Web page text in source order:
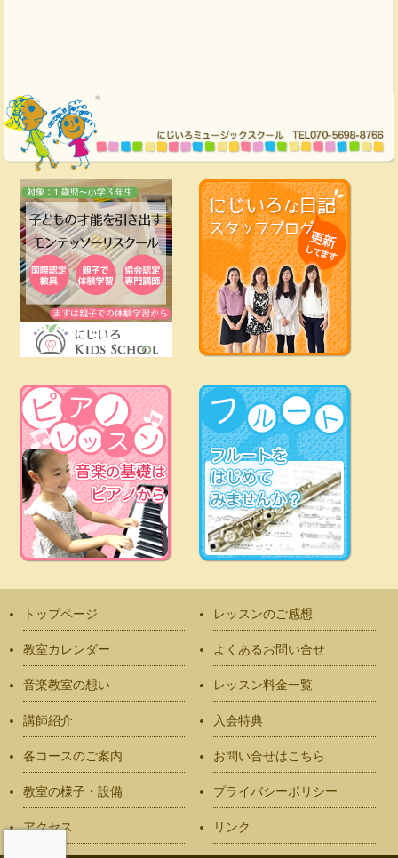
トップページ
教室カレンダー
音楽教室の想い
講師紹介
レッスンのご感想
よくあるお問い合せ
レッスン料金一覧
入会特典
各コースのご案内
教室の様子・設備
アクセス
お問い合せはこちら
プライバシーポリシー
リンク